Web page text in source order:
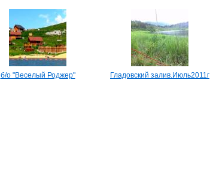
б/о "Веселый Роджер" Гладовский залив.Июль2011г